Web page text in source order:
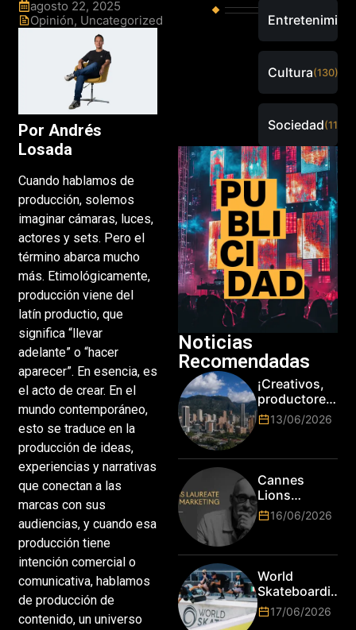
agosto 22, 2025
Opinión, Uncategorized
Por Andrés
Losada
Cuando hablamos de
producción, solemos
imaginar cámaras, luces,
actores y sets. Pero el
término abarca mucho
más. Etimológicamente,
producción viene del
latín productio, que
significa “llevar
adelante” o “hacer
aparecer”. En esencia, es
el acto de crear. En el
mundo contemporáneo,
esto se traduce en la
producción de ideas,
experiencias y narrativas
que conectan a las
marcas con sus
audiencias, y cuando esa
producción tiene
intención comercial o
comunicativa, hablamos
de producción de
contenido, un universo
Cultura(130)
Sociedad(115)
Noticias
Recomendadas
¡Creativos,
productores
y cracks de
la tecnología
es hora de
subir de
nivel! Las
marcas más
top del
13/06/2026
Cannes
Lions
anuncia a
Jim Stengel
primer Lions
Laureate for
Marketing
16/06/2026
World
Skateboarding
Tour:
¡Resultados
17/06/2026